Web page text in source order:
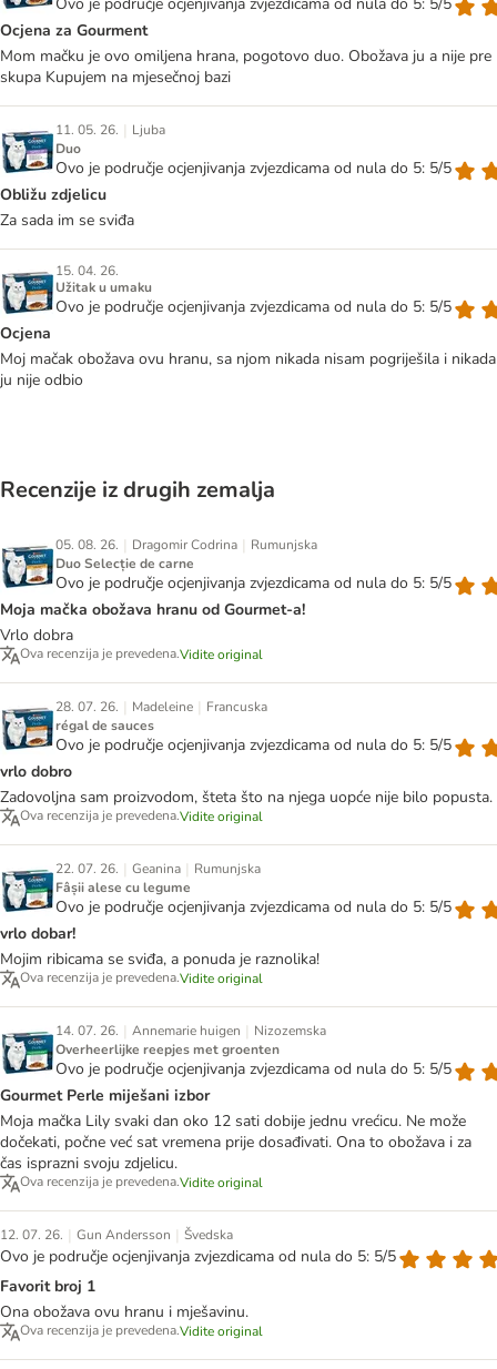
Ocjena za Gourment
Mom mačku je ovo omiljena hrana, pogotovo duo. Obožava ju a nije pre
skupa Kupujem na mjesečnoj bazi
11. 05. 26. | Ljuba
Duo
Ovo je područje ocjenjivanja zvjezdicama od nula do 5: 5/5
Obližu zdjelicu
Za sada im se sviđa
15. 04. 26.
Užitak u umaku
Ovo je područje ocjenjivanja zvjezdicama od nula do 5: 5/5
Ocjena
Moj mačak obožava ovu hranu, sa njom nikada nisam pogriješila i nikada
ju nije odbio
Recenzije iz drugih zemalja
05. 08. 26. | Dragomir Codrina | Rumunjska
Duo Selecție de carne
Ovo je područje ocjenjivanja zvjezdicama od nula do 5: 5/5
Moja mačka obožava hranu od Gourmet-a!
Vrlo dobra
Ova recenzija je prevedena.Vidite original
28. 07. 26. | Madeleine | Francuska
régal de sauces
Ovo je područje ocjenjivanja zvjezdicama od nula do 5: 5/5
vrlo dobro
Zadovoljna sam proizvodom, šteta što na njega uopće nije bilo popusta.
Ova recenzija je prevedena.Vidite original
22. 07. 26. | Geanina | Rumunjska
Fâșii alese cu legume
Ovo je područje ocjenjivanja zvjezdicama od nula do 5: 5/5
vrlo dobar!
Mojim ribicama se sviđa, a ponuda je raznolika!
Ova recenzija je prevedena.Vidite original
14. 07. 26. | Annemarie huigen | Nizozemska
Overheerlijke reepjes met groenten
Ovo je područje ocjenjivanja zvjezdicama od nula do 5: 5/5
Gourmet Perle miješani izbor
Moja mačka Lily svaki dan oko 12 sati dobije jednu vrećicu. Ne može
dočekati, počne već sat vremena prije dosađivati. Ona to obožava i za
čas isprazni svoju zdjelicu.
Ova recenzija je prevedena.Vidite original
12. 07. 26. | Gun Andersson | Švedska
Ovo je područje ocjenjivanja zvjezdicama od nula do 5: 5/5
Favorit broj 1
Ona obožava ovu hranu i mješavinu.
Ova recenzija je prevedena.Vidite original